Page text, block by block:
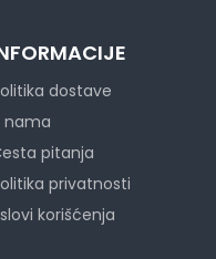
dostave
nama
pitanja
privatnosti
korišćenja